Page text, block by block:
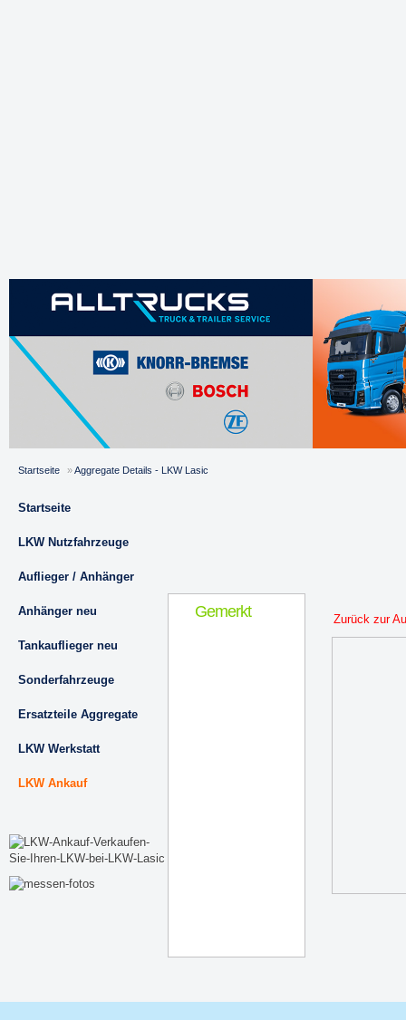
Startseite »Aggregate Details - LKW Lasic
Startseite
LKW Nutzfahrzeuge
Auflieger / Anhänger
Anhänger neu
Tankauflieger neu
Sonderfahrzeuge
Ersatzteile Aggregate
LKW Werkstatt
LKW Ankauf
Gemerkt Zurück zur